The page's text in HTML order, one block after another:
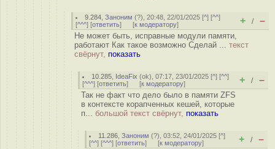
9.284 ,Заноним (?), 20:48, 22/01/2025 [^] [^^]
[^^^] [ответить] [к модератору] + / –
Не может быть, исправные модули памяти,
работают Как такое возможно Сделай ... текст
свёрнут, показать
10.285 IdeaFix (ok), 07:17, 23/01/2025 [^] [^^]
[^^^] [ответить] [к модератору] + / –
Так не факт что дело было в памяти ZFS
в контексте корапченных кешей, которые
п... большой текст свёрнут, показать
11.286 ,Заноним (?), 03:52, 24/01/2025 [^]
[^^] [^^^] [ответить] [к модератору] + / –